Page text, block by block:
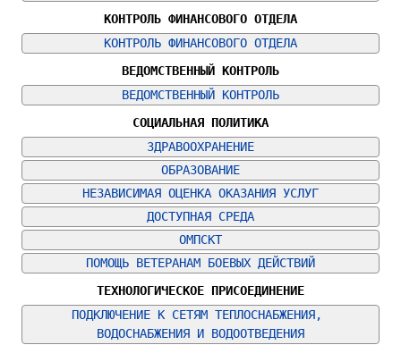
КОНТРОЛЬ ФИНАНСОВОГО ОТДЕЛА
КОНТРОЛЬ ФИНАНСОВОГО ОТДЕЛА
ВЕДОМСТВЕННЫЙ КОНТРОЛЬ
ВЕДОМСТВЕННЫЙ КОНТРОЛЬ
СОЦИАЛЬНАЯ ПОЛИТИКА
ЗДРАВООХРАНЕНИЕ
ОБРАЗОВАНИЕ
НЕЗАВИСИМАЯ ОЦЕНКА ОКАЗАНИЯ УСЛУГ
ДОСТУПНАЯ СРЕДА
ОМПСКТ
ПОМОЩЬ ВЕТЕРАНАМ БОЕВЫХ ДЕЙСТВИЙ
ТЕХНОЛОГИЧЕСКОЕ ПРИСОЕДИНЕНИЕ
ПОДКЛЮЧЕНИЕ К СЕТЯМ ТЕПЛОСНАБЖЕНИЯ,
ВОДОСНАБЖЕНИЯ И ВОДООТВЕДЕНИЯ